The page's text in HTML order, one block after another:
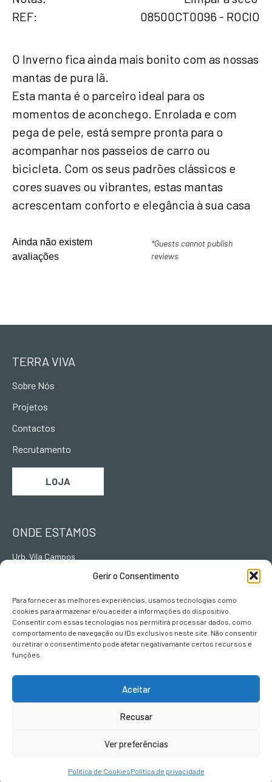
Gerir o Consentimento
Para fornecer as melhores experiências, usamos tecnologias como
cookies para armazenar e/ou aceder a informações do dispositivo.
Consentir com essas tecnologias nos permitirá processar dados, como
comportamento de navegação ou IDs exclusivos neste site. Não consentir
ou retirar o consentimento pode afetar negativamante certos recursos e
funções.
Aceitar
Recusar
Ver preferências
Política de CookiesPolítica de privacidade
REF
08500CT0096 - ROCIO
O Inverno fica ainda mais bonito com as nossas
mantas de pura lã.
Esta manta é o parceiro ideal para os
momentos de aconchego. Enrolada e com
pega de pele, está sempre pronta para o
acompanhar nos passeios de carro ou
bicicleta. Com os seus padrões clássicos e
cores suaves ou vibrantes, estas mantas
acrescentam conforto e elegância à sua casa
Ainda não existem
avaliações
*Guests cannot publish
reviews
TERRA VIVA
Sobre Nós
Projetos
Contactos
Recrutamento
LOJA
ONDE ESTAMOS
Urb. Vila Campos
CONTACTOS
SIGA-NOS